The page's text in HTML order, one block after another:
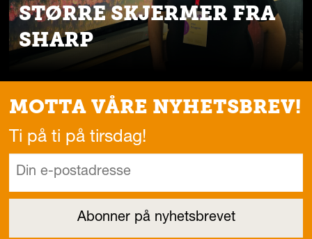
STØRRE SKJERMER FRA
SHARP
MOTTA VÅRE NYHETSBREV!
Ti på ti på tirsdag!